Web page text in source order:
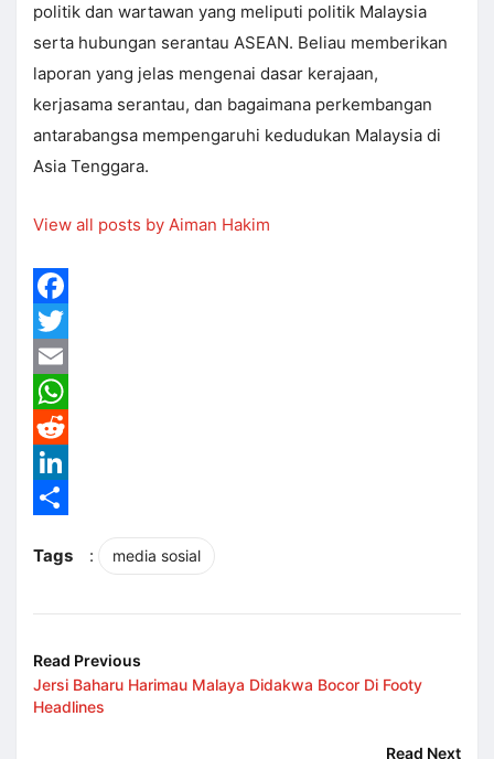
politik dan wartawan yang meliputi politik Malaysia
serta hubungan serantau ASEAN. Beliau memberikan
laporan yang jelas mengenai dasar kerajaan,
kerjasama serantau, dan bagaimana perkembangan
antarabangsa mempengaruhi kedudukan Malaysia di
Asia Tenggara.
View all posts by Aiman Hakim
Facebook
Twitter
Email
WhatsApp
Reddit
LinkedIn
Tags
: media sosial
Read Previous
Jersi Baharu Harimau Malaya Didakwa Bocor Di Footy
Headlines
Read Next